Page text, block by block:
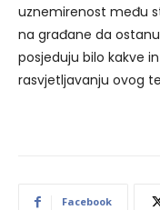
uznemirenost među
na građane da
posjeduju bilo kakve
rasvjetljavanju ovog
Facebook